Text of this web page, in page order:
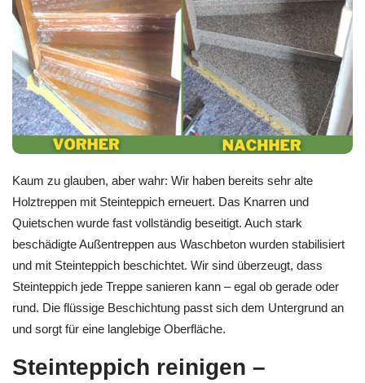
Kaum zu glauben, aber wahr: Wir haben bereits sehr alte
Holztreppen mit Steinteppich erneuert. Das Knarren und
Quietschen wurde fast vollständig beseitigt. Auch stark
beschädigte Außentreppen aus Waschbeton wurden stabilisiert
und mit Steinteppich beschichtet. Wir sind überzeugt, dass
Steinteppich jede Treppe sanieren kann – egal ob gerade oder
rund. Die flüssige Beschichtung passt sich dem Untergrund an
und sorgt für eine langlebige Oberfläche.
Steinteppich reinigen –